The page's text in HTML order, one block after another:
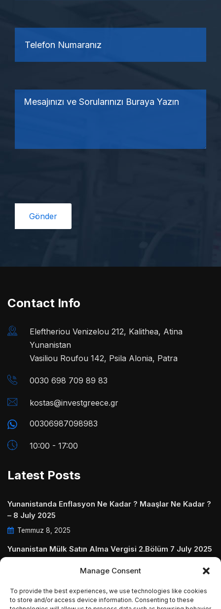
Manage Consent
To provide the best experiences, we use technologies like cookies
to store and/or access device information. Consenting to these
Contact Info
Eleftheriou Venizelou 212, Kalithea, Atina
Yunanistan
Vasiliou Roufou 142, Psila Alonia, Patra
0030 698 709 89 83
kostas@investgreece.gr
00306987098983
10:00 - 17:00
Latest Posts
Yunanistanda Enflasyon Ne Kadar ? Maaşlar Ne Kadar ?
– 8 July 2025
Temmuz 8, 2025
Yunanistan Mülk Satın Alma Vergisi 2.Bölüm 7 July 2025
July 2025